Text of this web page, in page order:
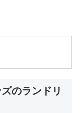
のランドリ